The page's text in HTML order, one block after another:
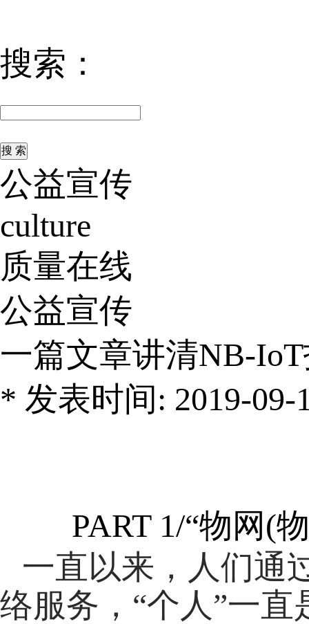
搜索：
公益宣传
culture
质量在线
公益宣传
一篇文章讲清NB-
* 发表时间: 2019-09-
PART 1/“物网(
一直以来，人们通
络服务，“个人”一